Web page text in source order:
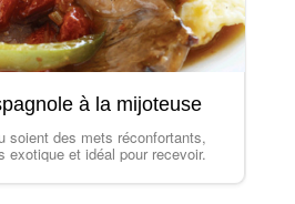
à la mijoteuse
soient des mets réconfortants,
exotique et idéal pour recevoir.